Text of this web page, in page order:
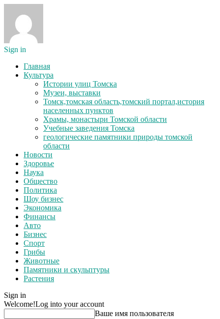
Sign in
Главная
Культура
Истории улиц Томска
Музеи, выставки
Томск,томская область,томский портал,история
населенных пунктов
Храмы, монастыри Томской области
Учебные заведения Томска
геологические памятники природы томской
области
Новости
Здоровье
Наука
Общество
Политика
Шоу бизнес
Экономика
Финансы
Авто
Бизнес
Спорт
Грибы
Животные
Памятники и скульптуры
Растения
Sign in
Welcome!Log into your account
Ваше имя пользователя